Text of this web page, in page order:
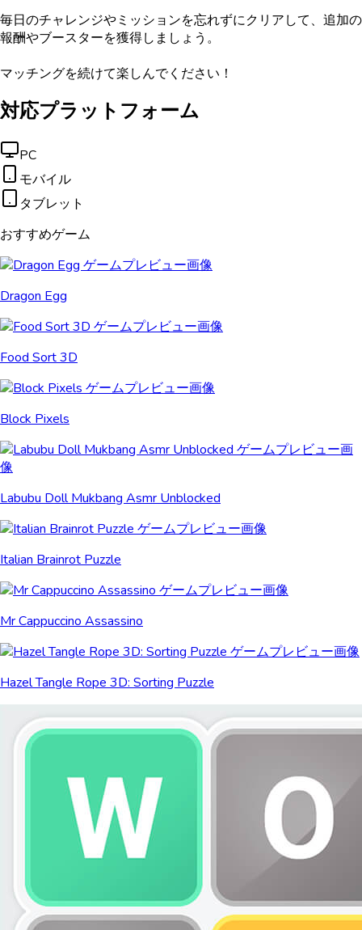
毎日のチャレンジやミッションを忘れずにクリアして、追加の
報酬やブースターを獲得しましょう。
マッチングを続けて楽しんでください！
対応プラットフォーム
PC
モバイル
タブレット
おすすめゲーム
Dragon Egg
Food Sort 3D
Block Pixels
Labubu Doll Mukbang Asmr Unblocked
Italian Brainrot Puzzle
Mr Cappuccino Assassino
Hazel Tangle Rope 3D: Sorting Puzzle